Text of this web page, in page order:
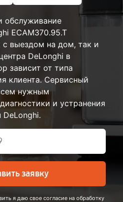
обслуживание
ECAM370.95.T
с выездом на дом, так и
DeLonghi в
зависит от типа
клиента. Сервисный
нужным
и устранения
заявку
я даю свое согласие на обработку